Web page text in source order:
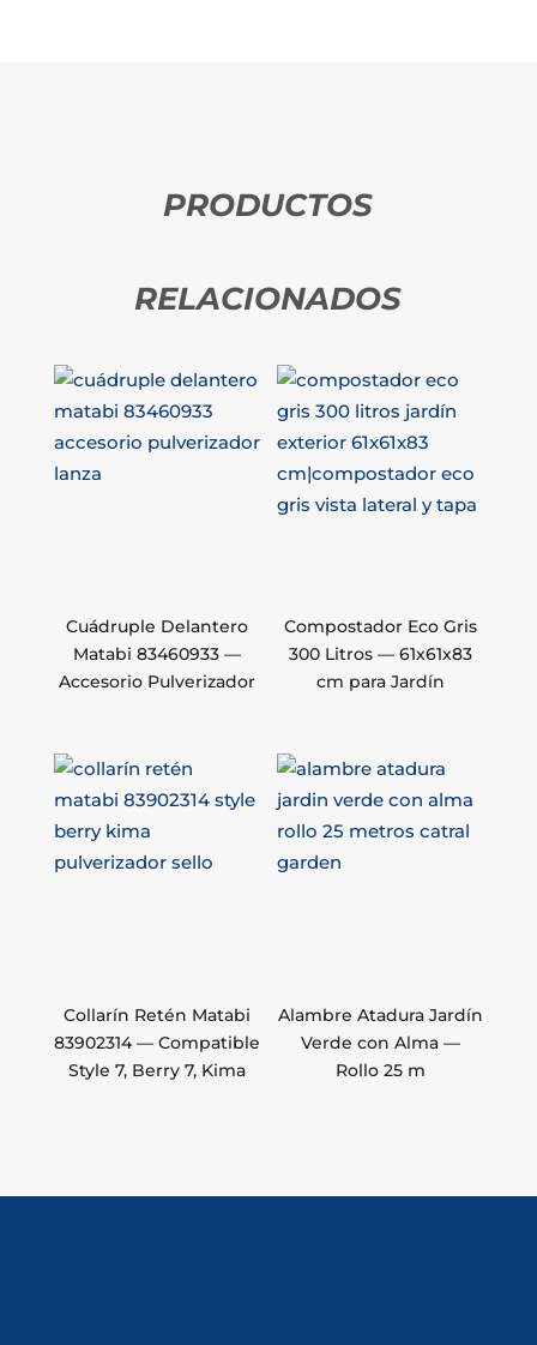
PRODUCTOS
RELACIONADOS
Cuádruple Delantero
Matabi 83460933 —
Accesorio Pulverizador
Compostador Eco Gris
300 Litros — 61x61x83
cm para Jardín
Collarín Retén Matabi
83902314 — Compatible
Style 7, Berry 7, Kima
Alambre Atadura Jardín
Verde con Alma —
Rollo 25 m